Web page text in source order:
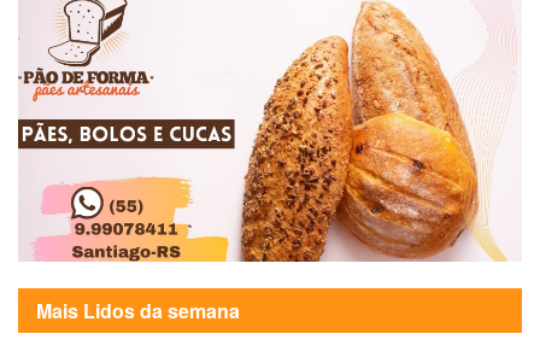
Mais Lidos da semana